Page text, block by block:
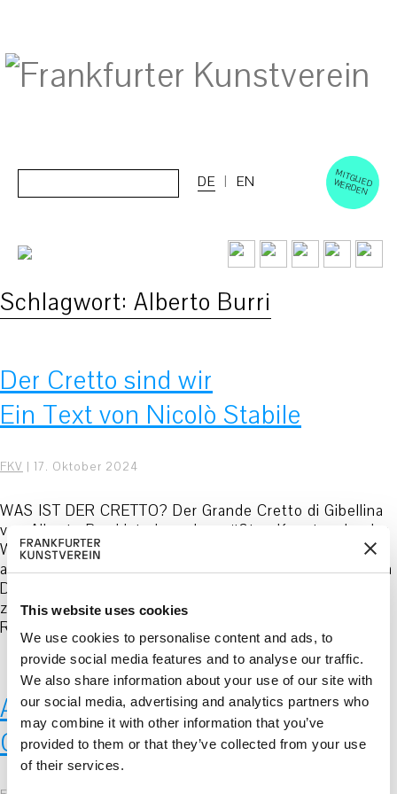
This website uses cookies
We use cookies to personalise content and ads, to
provide social media features and to analyse our traffic.
We also share information about your use of our site with
our social media, advertising and analytics partners who
may combine it with other information that you’ve
provided to them or that they’ve collected from your use
of their services.
M
ITGLIED W
ERD
EN
DE EN
Schlagwort: Alberto Burri
Der Cretto sind wir
Ein Text von Nicolò Stabile
FKV | 17. Oktober 2024
WAS IST DER CRETTO? Der Grande Cretto di Gibellina
von Alberto Burri ist eines der größten Kunstwerke der
Welt und misst 270 x 310 Meter. Wie ein Leichentuch
aus weißem Beton bedeckt es die Trümmer des kleinen
Dorfes, das durch das Erdbeben vom 15. Januar 1968
zerstört worden ist. Im Zentrum Westsiziliens, in einer
Region
Associazione Gibellina Parco
Culturale